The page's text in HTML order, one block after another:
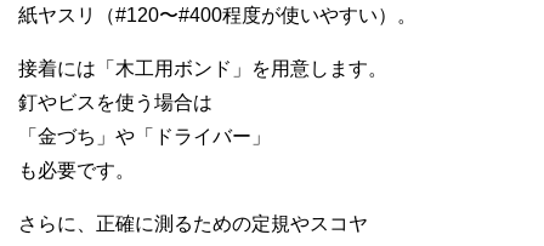
紙ヤスリ（#120〜#400程度が使いやすい）。
接着には「木工用ボンド」を用意します。
釘やビスを使う場合は
「金づち」や「ドライバー」
も必要です。
さらに、正確に測るための定規やスコヤ